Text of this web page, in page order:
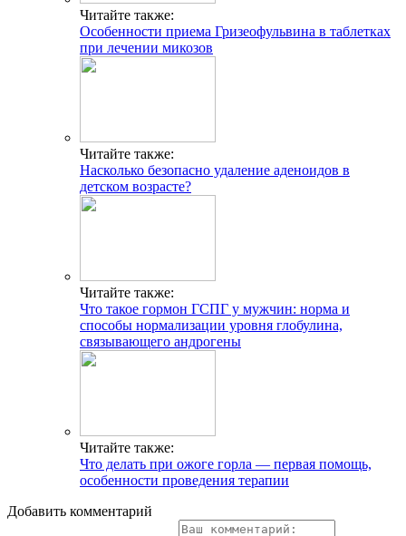
Читайте также:
Особенности приема Гризеофульвина в таблетках
при лечении микозов
Читайте также:
Насколько безопасно удаление аденоидов в
детском возрасте?
Читайте также:
Что такое гормон ГСПГ у мужчин: норма и
способы нормализации уровня глобулина,
связывающего андрогены
Читайте также:
Что делать при ожоге горла — первая помощь,
особенности проведения терапии
Добавить комментарий